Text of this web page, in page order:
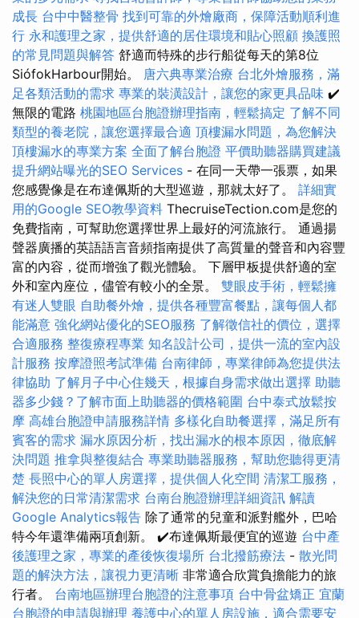
成長 台中中醫整骨 找到可靠的外燴廠商，保障活動順利進
行 永和護理之家，提供舒適的居住環境和貼心照顧 換護照
的常見問題與解答 舒適而特殊的步行船從每天的第8位
SiófokHarbour開始。 唐六典專業治療 台北外燴服務，滿
足各類活動的需求 專業的裝潢設計，讓您的家更具品味 ✔️
無限的電路 桃園地區台胞證辦理指南，輕鬆搞定 了解不同
類型的養老院，讓您選擇最合適 頂樓漏水問題，為您解決
頂樓漏水的專業方案 全面了解台胞證 平價助聽器購買建議
提升網站曝光的SEO Services - 在同一天帶一張票，如果
您感覺像是在布達佩斯的大型巡遊，那就太好了。 詳細實
用的Google SEO教學資料 ThecruiseTection.com是您的
免費指南，可幫助您選擇世界上最好的河流旅行。 通過揚
聲器廣播的英語語言音頻指南提供了高質量的聲音和內容豐
富的內容，從而增強了觀光體驗。 下層甲板提供舒適的室
外和室內座位，儘管有較小的全景。 雙眼皮手術，輕鬆擁
有迷人雙眼 自助餐外燴，提供各種豐富餐點，讓每個人都
能滿意 強化網站優化的SEO服務 了解徵信社的價位，選擇
合適服務 整復療程專業 知名設計公司，提供一流的室內設
計服務 按摩證照考試準備 台南律師，專業律師為您提供法
律協助 了解月子中心住幾天，根據自身需求做出選擇 助聽
器多少錢？了解市面上助聽器的價格範圍 台中泰式放鬆按
摩 高雄台胞證申請服務詳情 多樣化自助餐選擇，滿足所有
賓客的需求 漏水原因分析，找出漏水的根本原因，徹底解
決問題 推拿與整復結合 專業助聽器服務，幫助您聽得更清
楚 長照中心的單人房選擇，提供個人化空間 清潔工服務，
解決您的日常清潔需求 台南台胞證辦理詳細資訊 解讀
Google Analytics報告 除了通常的兒童和派對艦外，巴哈
特今年還準備兩項創新。 ✔️布達佩斯最便宜的巡遊 台中產
後護理之家，專業的產後恢復場所 台北撥筋療法 - 散光問
題的解決方法，讓視力更清晰 非常適合欣賞負擔能力的旅
行者。 台南地區辦理台胞證的注意事項 台中骨盆矯正 宜蘭
台胞證的申請與辦理 養護中心的單人房設施，適合需要安